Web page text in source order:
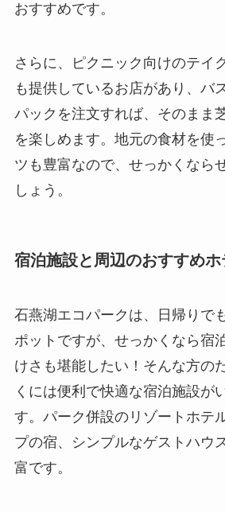
おすすめです。
さらに、ピクニック向けのテイ
も提供しているお店があり、バ
パックを注文すれば、そのまま
を楽しめます。地元の食材を使
ツも豊富なので、せっかくなら
しょう。
宿泊施設と周辺のおすすめホ
石燕湖エコパークは、日帰りで
ポットですが、せっかくなら宿
けさも堪能したい！そんな方の
くには便利で快適な宿泊施設が
す。パーク併設のリゾートホテ
プの宿、シンプルなゲストハウ
富です。